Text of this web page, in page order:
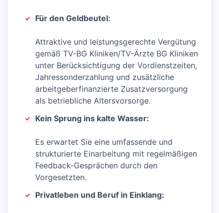
Für den Geldbeutel:
Attraktive und leistungsgerechte Vergütung
gemäß TV-BG Kliniken/TV-Ärzte BG Kliniken
unter Berücksichtigung der Vordienstzeiten,
Jahressonderzahlung und zusätzliche
arbeitgeberfinanzierte Zusatzversorgung
als betriebliche Altersvorsorge.
Kein Sprung ins kalte Wasser:
Es erwartet Sie eine umfassende und
strukturierte Einarbeitung mit regelmäßigen
Feedback-Gesprächen durch den
Vorgesetzten.
Privatleben und Beruf in Einklang: